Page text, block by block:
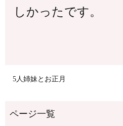
しかったです。
5人姉妹とお正月